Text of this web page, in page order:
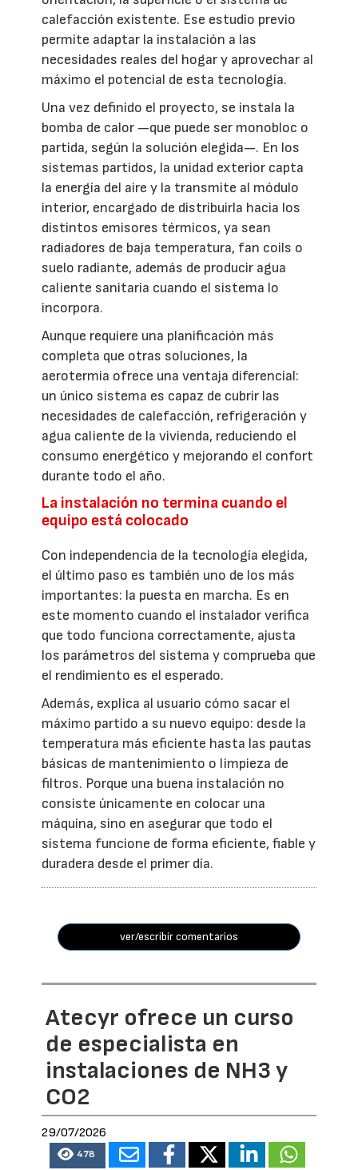
calefacción existente. Ese estudio previo
permite adaptar la instalación a las
necesidades reales del hogar y aprovechar al
máximo el potencial de esta tecnología.
Una vez definido el proyecto, se instala la
bomba de calor —que puede ser monobloc o
partida, según la solución elegida—. En los
sistemas partidos, la unidad exterior capta
la energía del aire y la transmite al módulo
interior, encargado de distribuirla hacia los
distintos emisores térmicos, ya sean
radiadores de baja temperatura, fan coils o
suelo radiante, además de producir agua
caliente sanitaria cuando el sistema lo
incorpora.
Aunque requiere una planificación más
completa que otras soluciones, la
aerotermia ofrece una ventaja diferencial:
un único sistema es capaz de cubrir las
necesidades de calefacción, refrigeración y
agua caliente de la vivienda, reduciendo el
consumo energético y mejorando el confort
durante todo el año.
La instalación no termina cuando el
equipo está colocado
Con independencia de la tecnología elegida,
el último paso es también uno de los más
importantes: la puesta en marcha. Es en
este momento cuando el instalador verifica
que todo funciona correctamente, ajusta
los parámetros del sistema y comprueba que
el rendimiento es el esperado.
Además, explica al usuario cómo sacar el
máximo partido a su nuevo equipo: desde la
temperatura más eficiente hasta las pautas
básicas de mantenimiento o limpieza de
filtros. Porque una buena instalación no
consiste únicamente en colocar una
máquina, sino en asegurar que todo el
sistema funcione de forma eficiente, fiable y
duradera desde el primer día.
ver/escribir comentarios
Atecyr ofrece un curso
de especialista en
instalaciones de NH3 y
CO2
29/07/2026
478